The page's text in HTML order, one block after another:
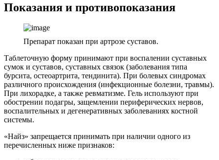
Показания и противопоказания
Препарат показан при артрозе суставов.
Таблеточную форму принимают при воспалении суставных
сумок и суставов, суставных связок (заболевания типа
бурсита, остеоартрита, тендинита). При болевых синдромах
различного происхождения (инфекционные болезни, травмы).
При лихорадке, а также ревматизме. Гель используют при
обострении подагры, защемлении периферических нервов,
воспалительных и дегенеративных заболеваниях костной
системы.
«Найз» запрещается принимать при наличии одного из
перечисленных ниже признаков: